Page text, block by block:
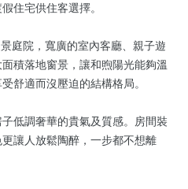
住宅供住客選擇。
庭院，寬廣的室內客廳、親子遊
積落地窗景，讓和煦陽光能夠溫
舒適而沒壓迫的結構格局。
低調奢華的貴氣及質感。房間裝
讓人放鬆陶醉，一步都不想離